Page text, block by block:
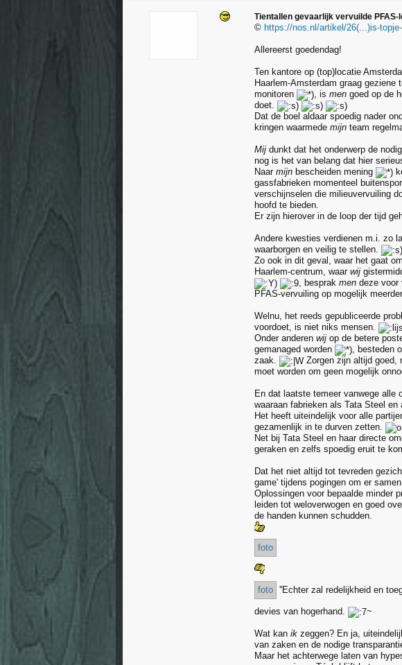
Tientallen gevaarlijk vervuilde
© https://nos.nl/artikel/26(...)is-
Allereerst goedendag!
Ten kantore op (top)locatie
Haarlem-Amsterdam graag
monitoren
, is men goed op de
doet.
Dat de boel aldaar spoedig nader
kringen waarmede mijn team
Mij dunkt dat het onderwerp de
nog is het van belang dat hier
Naar mijn bescheiden mening
gassfabrieken momenteel
verschijnselen die milieuvervuiling
hoofd te bieden.
Er zijn hierover in de loop der tijd
Andere kwesties verdienen m.i. zo
waarborgen en veilig te stellen.
Zo ook in dit geval, waar het gaat
Haarlem-centrum, waar wij
, besprak men deze voor
PFAS-vervuiling op mogelijk
Welnu, het reeds gepubliceerde
voordoet, is niet niks mensen.
Onder anderen wij op de betere
gemanaged worden
, besteden
zaak.
Zorgen zijn altijd goed,
moet worden om geen mogelijk
En dat laatste temeer vanwege alle
waaraan fabrieken als Tata Steel
Het heeft uiteindelijk voor alle
gezamenlijk in te durven zetten.
Net bij Tata Steel en haar directe
geraken en zelfs spoedig eruit te
Dat het niet altijd tot tevreden
game' tijdens pogingen om er
Oplossingen voor bepaalde minder
leiden tot weloverwogen en goed
de handen kunnen schudden.
foto
foto ''Echter zal redelijkheid en
devies van hogerhand. ~
Wat kan ik zeggen? En ja,
van zaken en de nodige
Maar het achterwege laten van